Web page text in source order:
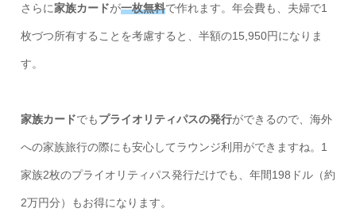
さらに家族カードが一枚無料で作れます。年会費も、夫婦で1
枚づつ所有することを考慮すると、半額の15,950円になりま
す。
家族カードでもプライオリティパスの発行ができるので、海外
への家族旅行の際にも安心してラウンジ利用ができますね。1
家族2枚のプライオリティパス発行だけでも、年間198ドル（約
2万円分）もお得になります。